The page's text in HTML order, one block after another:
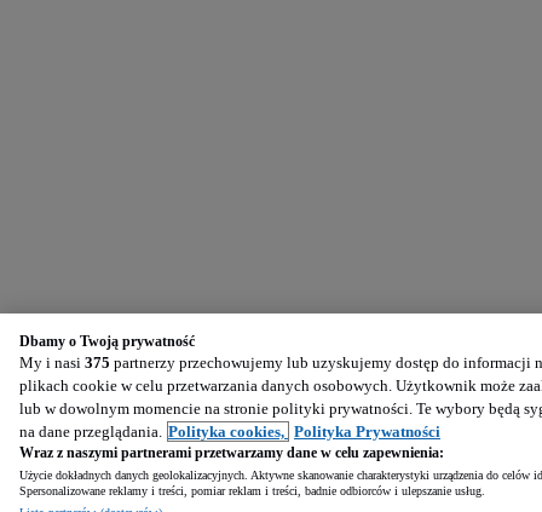
Dbamy o Twoją prywatność
My i nasi 375 partnerzy przechowujemy lub uzyskujemy dostęp do
plikach cookie w celu przetwarzania danych osobowych. Użytkownik może
lub w dowolnym momencie na stronie polityki prywatności. Te wybory będą
na dane przeglądania. Polityka cookies, Polityka Prywatności
Wraz z naszymi partnerami przetwarzamy dane w celu zapewnienia:
Użycie dokładnych danych geolokalizacyjnych. Aktywne skanowanie charakterystyki urządzenia do
Spersonalizowane reklamy i treści, pomiar reklam i treści, badnie odbiorców i ulepszanie usług.